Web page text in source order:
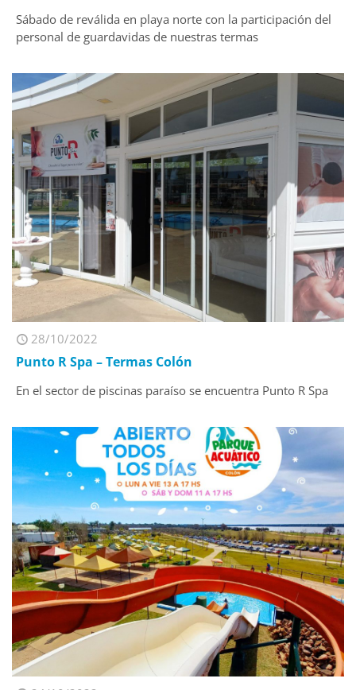
Sábado de reválida en playa norte con la participación del
personal de guardavidas de nuestras termas
28/10/2022
Punto R Spa – Termas Colón
En el sector de piscinas paraíso se encuentra Punto R Spa